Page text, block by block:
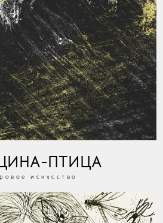
ПТИЦА
искусство